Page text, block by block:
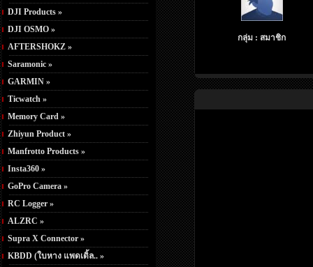
DJI Products »
DJI OSMO »
AFTERSHOKZ »
Saramonic »
GARMIN »
Ticwatch »
Memory Card »
Zhiyun Product »
Manfrotto Products »
Insta360 »
GoPro Camera »
RC Logger »
ALZRC »
Supra X Connector »
KBDD (ใบหาง แพดเดิ้ล.. »
กลุ่ม : สมาชิก